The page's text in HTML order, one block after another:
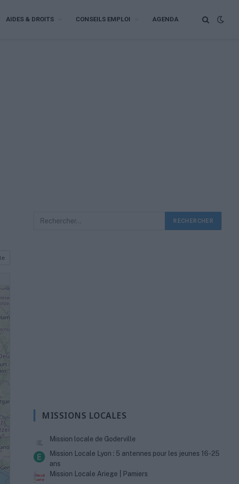
AIDES & DROITS CONSEILS EMPLOI AGENDA
MISSIONS LOCALES
Mission locale de Goderville
Mission Locale Lyon : 5 antennes pour les jeunes 16-25
ans
Mission Locale Ariege | Pamiers